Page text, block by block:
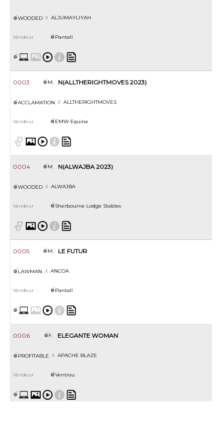
WOODED ALJUMAYLIYAH
Pantall
0003 M. N(ALLTHERIGHTMOVES 2023)
ACCLAMATION ALLTHERIGHTMOVES
EMW Equine
0004 M. N(ALWAJBA 2023)
WOODED ALWAJBA
Sherbourne Lodge Stables
0005 M. LE FUTUR
LAWMAN ANCOA
Pantall
0006 F. ELEGANTE WOMAN
PROFITABLE APACHE BLAZE
Ventrou